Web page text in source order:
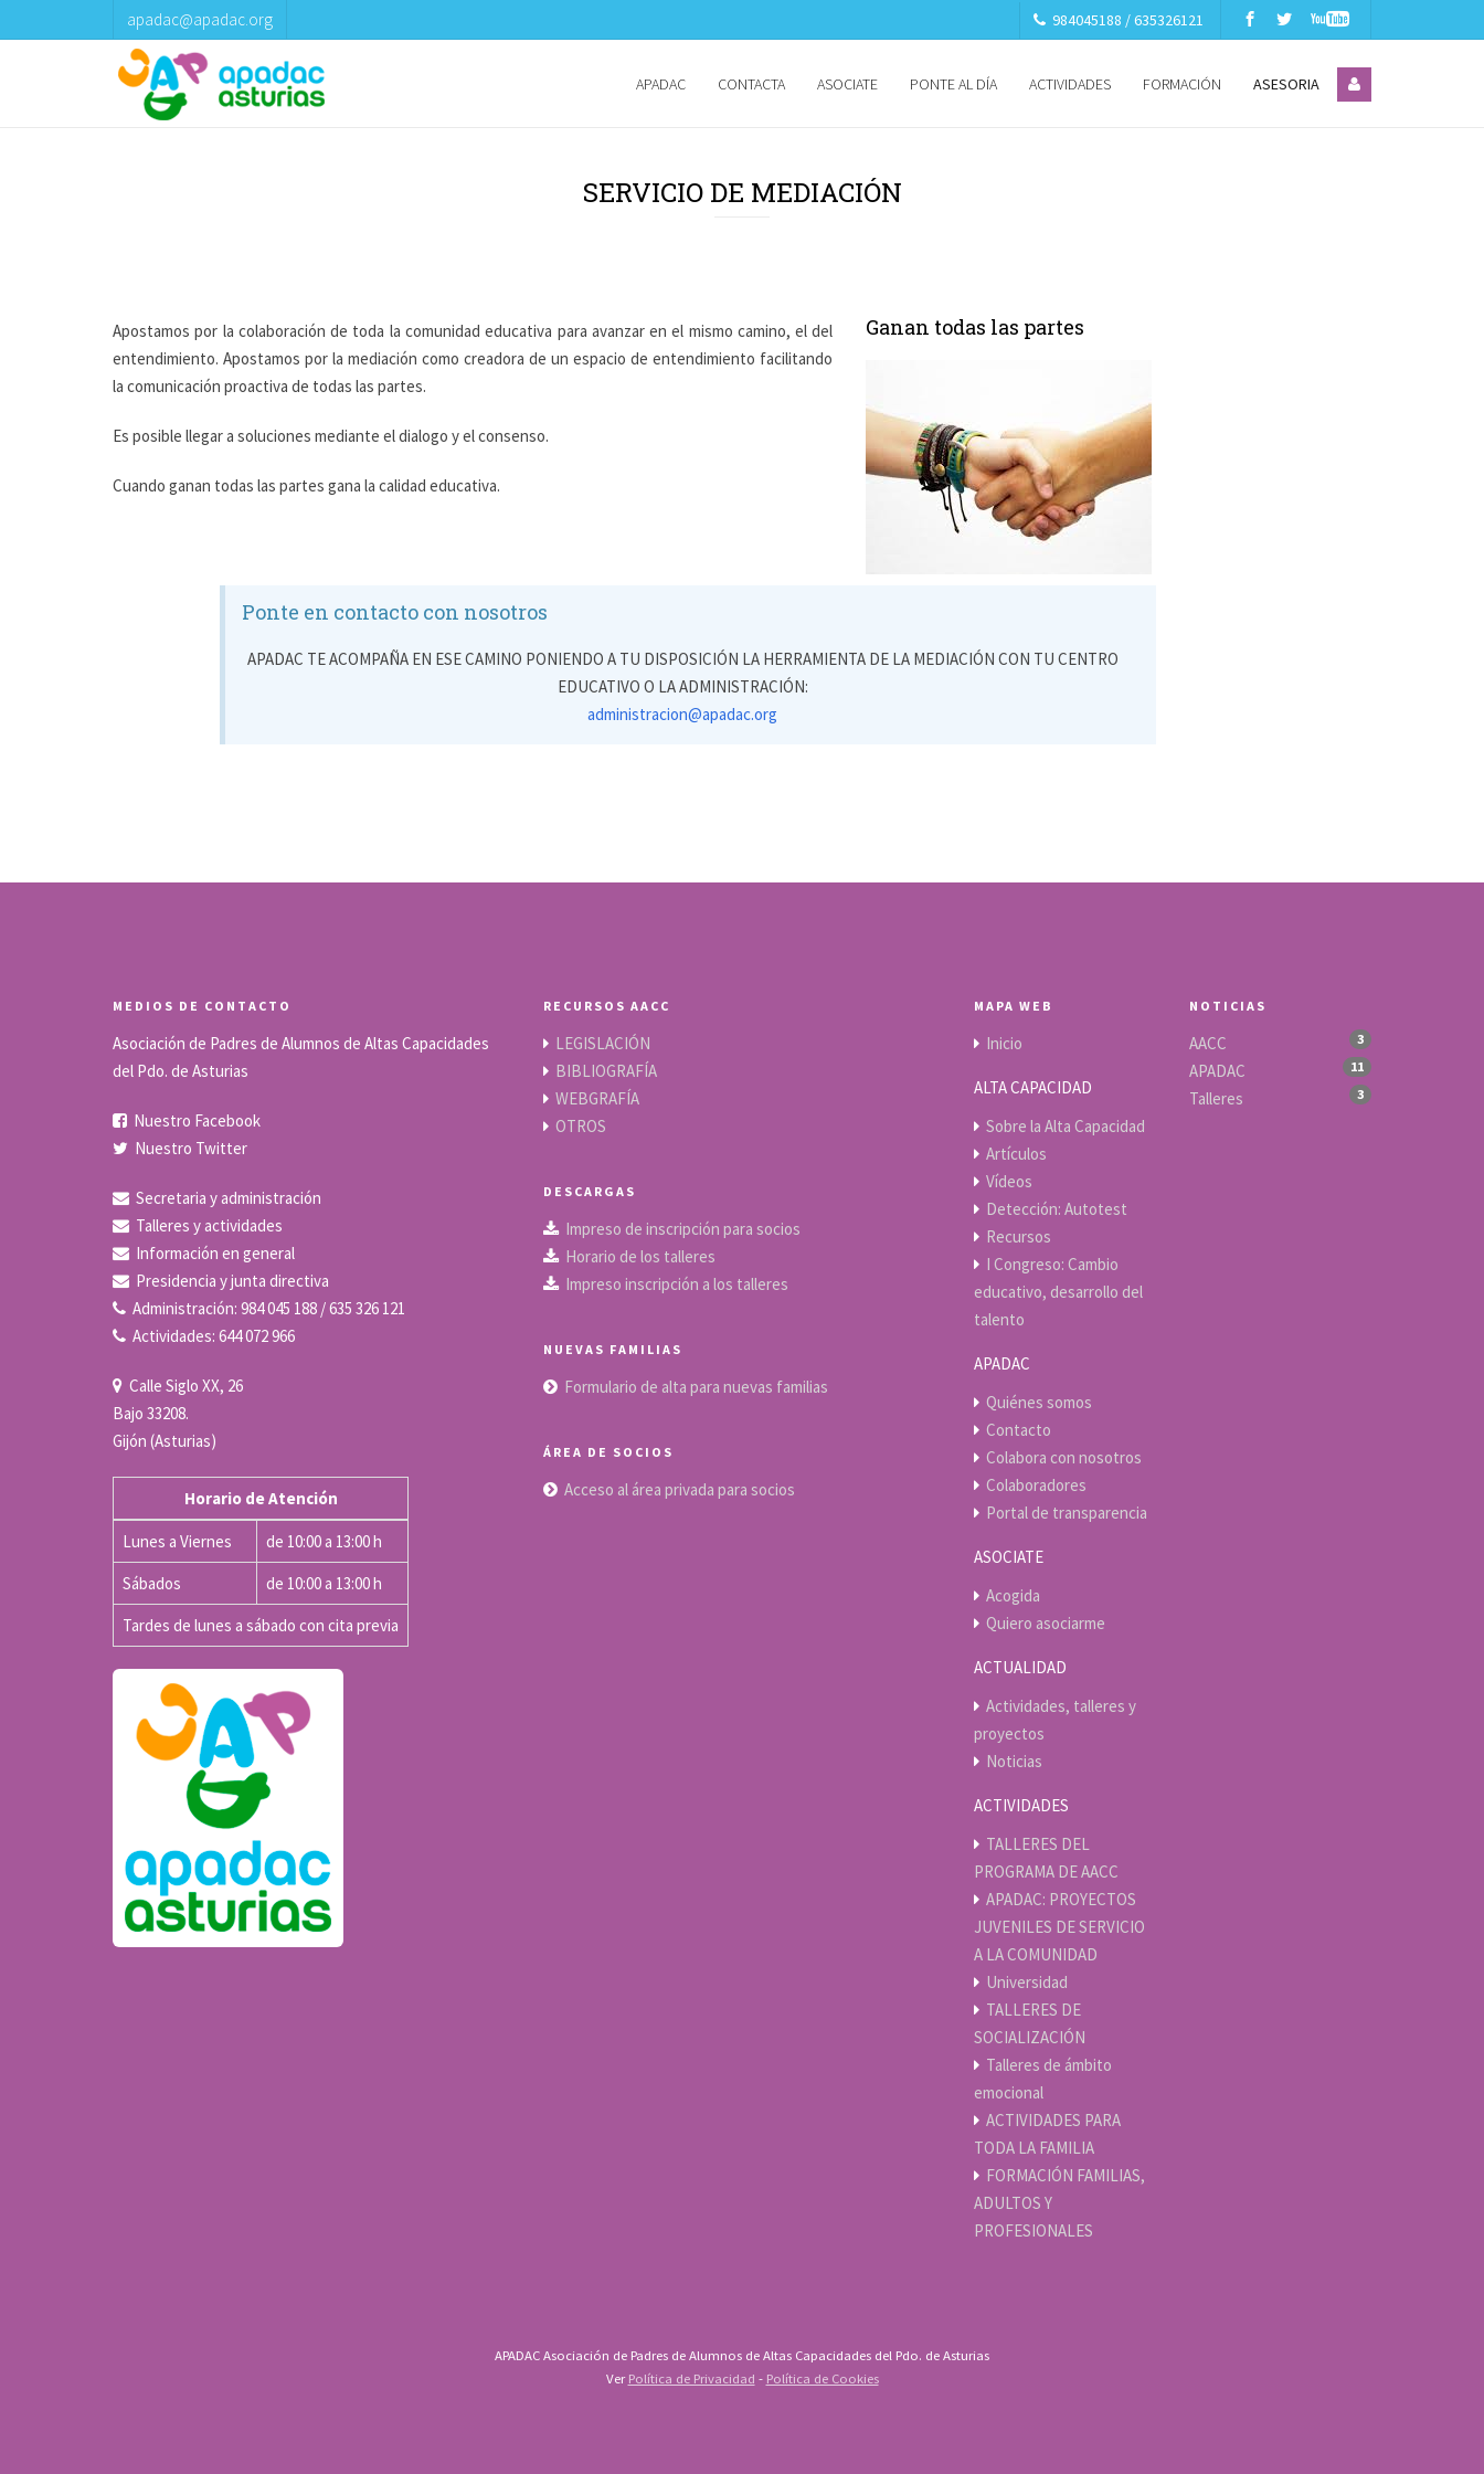
apadac@apadac.org 984045188 / 635326121
APADAC CONTACTA ASOCIATE PONTE AL DÍA ACTIVIDADES FORMACIÓN ASESORIA
SERVICIO DE MEDIACIÓN
Apostamos por la colaboración de toda la comunidad educativa para avanzar en el mismo camino, el del
entendimiento. Apostamos por la mediación como creadora de un espacio de entendimiento facilitando
la comunicación proactiva de todas las partes.
Es posible llegar a soluciones mediante el dialogo y el consenso.
Cuando ganan todas las partes gana la calidad educativa.
Ganan todas las partes
Ponte en contacto con nosotros
APADAC TE ACOMPAÑA EN ESE CAMINO PONIENDO A TU DISPOSICIÓN LA HERRAMIENTA DE LA MEDIACIÓN CON TU CENTRO
EDUCATIVO O LA ADMINISTRACIÓN:
administracion@apadac.org
MEDIOS DE CONTACTO
Asociación de Padres de Alumnos de Altas Capacidades
del Pdo. de Asturias
Nuestro Facebook
Nuestro Twitter
Secretaria y administración
Talleres y actividades
Información en general
Presidencia y junta directiva
Administración: 984 045 188 / 635 326 121
Actividades: 644 072 966
Calle Siglo XX, 26
Bajo 33208.
Gijón (Asturias)
Horario de Atención
Lunes a Viernes
de 10:00 a 13:00 h
Sábados
de 10:00 a 13:00 h
Tardes de lunes a sábado con cita previa
RECURSOS AACC
LEGISLACIÓN
BIBLIOGRAFÍA
WEBGRAFÍA
OTROS
DESCARGAS
Impreso de inscripción para socios
Horario de los talleres
Impreso inscripción a los talleres
NUEVAS FAMILIAS
Formulario de alta para nuevas familias
ÁREA DE SOCIOS
Acceso al área privada para socios
MAPA WEB
Inicio
ALTA CAPACIDAD
Sobre la Alta Capacidad
Artículos
Vídeos
Detección: Autotest
Recursos
I Congreso: Cambio
educativo, desarrollo del
talento
APADAC
Quiénes somos
Contacto
Colabora con nosotros
Colaboradores
Portal de transparencia
ASOCIATE
Acogida
Quiero asociarme
ACTUALIDAD
Actividades, talleres y
proyectos
Noticias
ACTIVIDADES
TALLERES DEL
PROGRAMA DE AACC
APADAC: PROYECTOS
JUVENILES DE SERVICIO
A LA COMUNIDAD
Universidad
TALLERES DE
SOCIALIZACIÓN
Talleres de ámbito
emocional
ACTIVIDADES PARA
TODA LA FAMILIA
FORMACIÓN FAMILIAS,
ADULTOS Y
PROFESIONALES
NOTICIAS
AACC 3
APADAC 11
Talleres 3
APADAC Asociación de Padres de Alumnos de Altas Capacidades del Pdo. de Asturias
VerPolítica de Privacidad - Política de Cookies